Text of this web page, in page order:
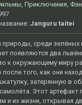
, Приключения,
Janguru taitei
природы, среди зелёных
появляются два
к окружающему миру
того, как они
затерянную в
Этот артефакт
и их жизни, открывая